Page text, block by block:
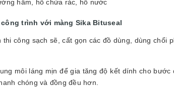
hầm, hố chứa rác, hồ nước
trình với màng Sika Bituseal
công sạch sẽ, cất gọn các đồ dùng, dùng chổi
môi láng mịn để gia tăng độ kết dính cho
chóng và đồng đều hơn.